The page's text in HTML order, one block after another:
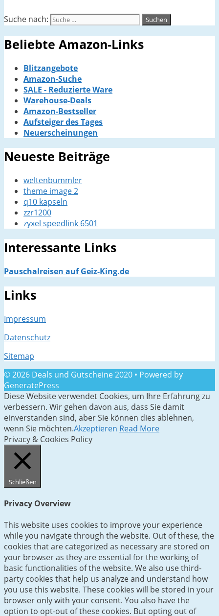
Suche nach:
Beliebte Amazon-Links
Blitzangebote
Amazon-Suche
SALE - Reduzierte Ware
Warehouse-Deals
Amazon-Bestseller
Aufsteiger des Tages
Neuerscheinungen
Neueste Beiträge
weltenbummler
theme image 2
q10 kapseln
zzr1200
zyxel speedlink 6501
Interessante Links
Pauschalreisen auf Geiz-King.de
Links
Impressum
Datenschutz
Sitemap
© 2026 Deals und Gutscheine 2020 • Powered by
GeneratePress
Diese Website verwendet Cookies, um Ihre Erfahrung zu
verbessern. Wir gehen davon aus, dass Sie damit
einverstanden sind, aber Sie können dies ablehnen,
wenn Sie möchten.Akzeptieren Read More
Privacy & Cookies Policy
Schließen
Privacy Overview
This website uses cookies to improve your experience
while you navigate through the website. Out of these, the
cookies that are categorized as necessary are stored on
your browser as they are essential for the working of
basic functionalities of the website. We also use third-
party cookies that help us analyze and understand how
you use this website. These cookies will be stored in your
browser only with your consent. You also have the
option to opt-out of these cookies. But opting out of